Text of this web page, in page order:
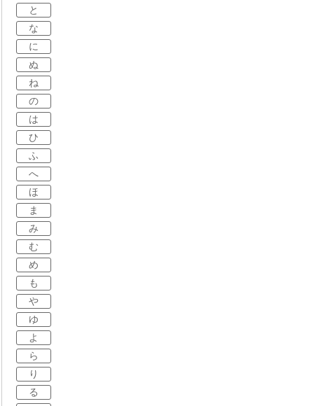
と
な
に
ぬ
ね
の
は
ひ
ふ
へ
ほ
ま
み
む
め
も
や
ゆ
よ
ら
り
る